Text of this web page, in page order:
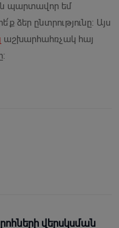
պարտավոր եմ
ձեր ընտրությունը: Այս
աշխարհահռչակ հայ
վերսկսման